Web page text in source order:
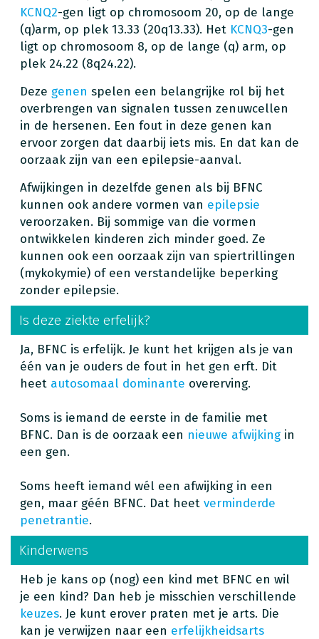
KCNQ2-gen ligt op chromosoom 20, op de lange
(q)arm, op plek 13.33 (20q13.33). Het KCNQ3-gen
ligt op chromosoom 8, op de lange (q) arm, op
plek 24.22 (8q24.22).
Deze genen spelen een belangrijke rol bij het
overbrengen van signalen tussen zenuwcellen
in de hersenen. Een fout in deze genen kan
ervoor zorgen dat daarbij iets mis. En dat kan de
oorzaak zijn van een epilepsie-aanval.
Afwijkingen in dezelfde genen als bij BFNC
kunnen ook andere vormen van epilepsie
veroorzaken. Bij sommige van die vormen
ontwikkelen kinderen zich minder goed. Ze
kunnen ook een oorzaak zijn van spiertrillingen
(mykokymie) of een verstandelijke beperking
zonder epilepsie.
Is deze ziekte erfelijk?
Ja, BFNC is erfelijk. Je kunt het krijgen als je van
één van je ouders de fout in het gen erft. Dit
heet autosomaal dominante overerving.
Soms is iemand de eerste in de familie met
BFNC. Dan is de oorzaak een nieuwe afwijking in
een gen.
Soms heeft iemand wél een afwijking in een
gen, maar géén BFNC. Dat heet verminderde
penetrantie.
Kinderwens
Heb je kans op (nog) een kind met BFNC en wil
je een kind? Dan heb je misschien verschillende
keuzes. Je kunt erover praten met je arts. Die
kan je verwijzen naar een erfelijkheidsarts